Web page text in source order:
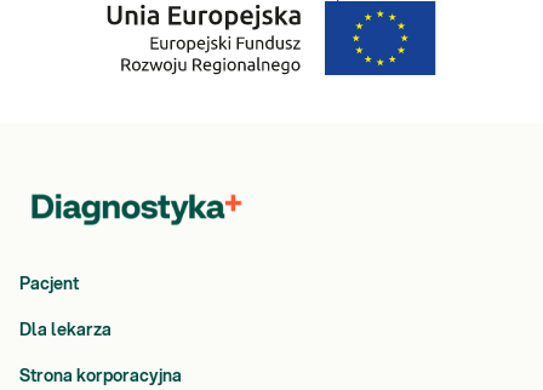
Pacjent
Dla lekarza
Strona korporacyjna